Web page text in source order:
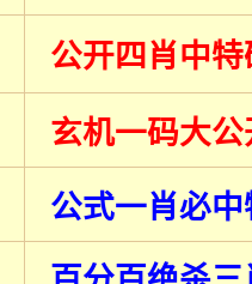
公开四肖中特
玄机一码大公
公式一肖必中